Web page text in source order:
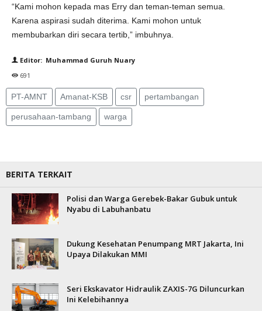
“Kami mohon kepada mas Erry dan teman-teman semua.
Karena aspirasi sudah diterima. Kami mohon untuk
membubarkan diri secara tertib,” imbuhnya.
Editor: Muhammad Guruh Nuary
691
PT-AMNT Amanat-KSB csr pertambangan
perusahaan-tambang warga
BERITA TERKAIT
Polisi dan Warga Gerebek-Bakar Gubuk untuk
Nyabu di Labuhanbatu
Dukung Kesehatan Penumpang MRT Jakarta, Ini
Upaya Dilakukan MMI
Seri Ekskavator Hidraulik ZAXIS-7G Diluncurkan
Ini Kelebihannya